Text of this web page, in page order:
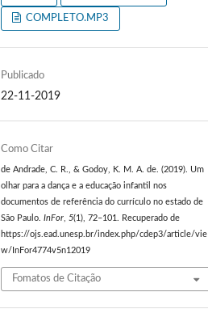
COMPLETO.MP3
Publicado
22-11-2019
Como Citar
de Andrade, C. R., & Godoy, K. M. A. de. (2019). Um
olhar para a dança e a educação infantil nos
documentos de referência do currículo no estado de
São Paulo.InFor ,5(1), 72–101. Recuperado de
https://ojs.ead.unesp.br/index.php/cdep3/article/vie
w/InFor4774v5n12019
Fomatos de Citação